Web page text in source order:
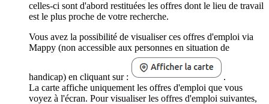
celles-ci sont d'abord restituées les offres dont le lieu de travail
est le plus proche de votre recherche.
Vous avez la possibilité de visualiser ces offres d'emploi via
Mappy (non accessible aux personnes en situation de
handicap) en cliquant sur :
.
La carte affiche uniquement les offres d'emploi que vous
voyez à l'écran. Pour visualiser les offres d'emploi suivantes,